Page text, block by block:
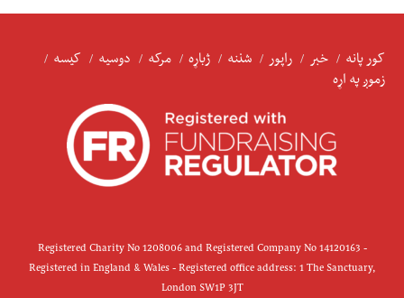
کور پانه خبر راپور شننه ژباړه مرکه دوسیه
کیسه
زموږ په اړه
Registered Charity No 1208006 and Registered Company No 14120163 -
Registered in England & Wales - Registered office address: 1 The Sanctuary,
London SW1P 3JT